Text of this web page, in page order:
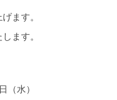
ます。
ます。
水）